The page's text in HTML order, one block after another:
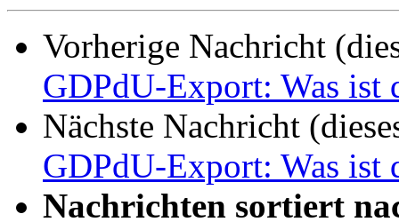
Vorherige Nachricht
GDPdU-Export: Was ist
Nächste Nachricht
GDPdU-Export: Was ist
Nachrichten sortiert